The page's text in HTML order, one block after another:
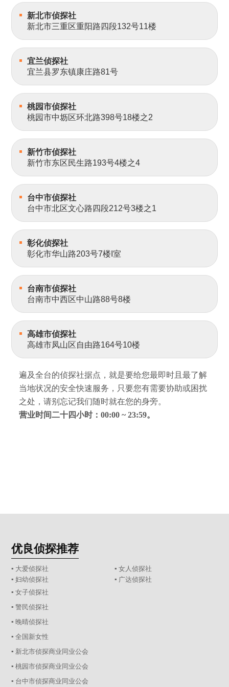
新北市侦探社
新北市三重区重阳路四段132号11楼
宜兰侦探社
宜兰县罗东镇康庄路81号
桃园市侦探社
桃园市中坜区环北路398号18楼之2
新竹市侦探社
新竹市东区民生路193号4楼之4
台中市侦探社
台中市北区文心路四段212号3楼之1
彰化侦探社
彰化市华山路203号7楼I室
台南市侦探社
台南市中西区中山路88号8楼
高雄市侦探社
高雄市凤山区自由路164号10楼
遍及全台的侦探社据点，就是要给您最即时且最了解
当地状况的安全快速服务，只要您有需要协助或困扰
之处，请别忘记我们随时就在您的身旁。
营业时间二十四小时：00:00 ~ 23:59。
优良侦探推荐
▪ 大爱侦探社
▪ 女人侦探社
▪ 妇幼侦探社
▪ 广达侦探社
▪ 女子侦探社
▪ 警民侦探社
▪ 晚晴侦探社
▪ 全国新女性
▪ 新北市侦探商业同业公会
▪ 桃园市侦探商业同业公会
▪ 台中市侦探商业同业公会